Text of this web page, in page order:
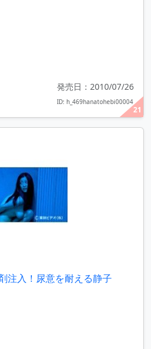
21
発売日：2010/07/26
ID: h_469hanatohebi00004
注入！尿意を耐える静子